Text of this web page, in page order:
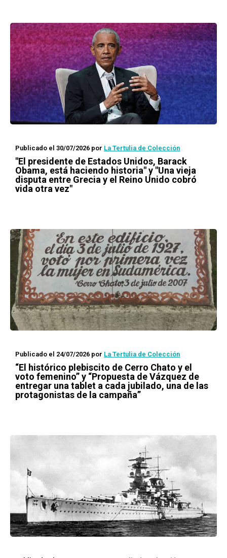
Publicado el 30/07/2026 por La Tertulia de Colección
"El presidente de Estados Unidos, Barack
Obama, está haciendo historia" y "Una vieja
disputa entre Grecia y el Reino Unido cobró
vida otra vez"
Publicado el 24/07/2026 por La Tertulia de Colección
“El histórico plebiscito de Cerro Chato y el
voto femenino” y “Propuesta de Vázquez de
entregar una tablet a cada jubilado, una de las
protagonistas de la campaña”